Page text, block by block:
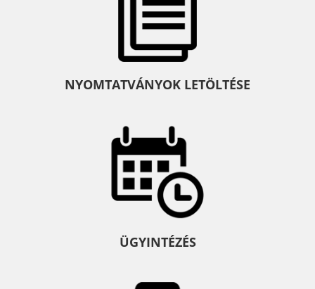
NYOMTATVÁNYOK LETÖLTÉSE
ÜGYINTÉZÉS